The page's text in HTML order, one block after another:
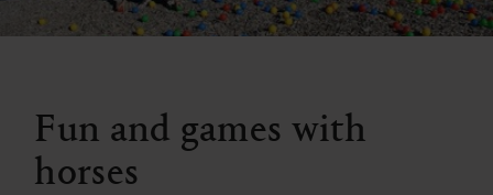
Fun and games with
horses